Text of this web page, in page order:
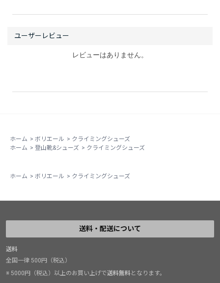
レビューはありません。
ホーム > ボリエール > クライミングシューズ
ホーム > 登山靴&シューズ > クライミングシューズ
ホーム > ボリエール > クライミングシューズ
送料・配送について
送料
全国一律 500円（税込）
※ 5000円（税込）以上のお買い上げで送料無料となります。